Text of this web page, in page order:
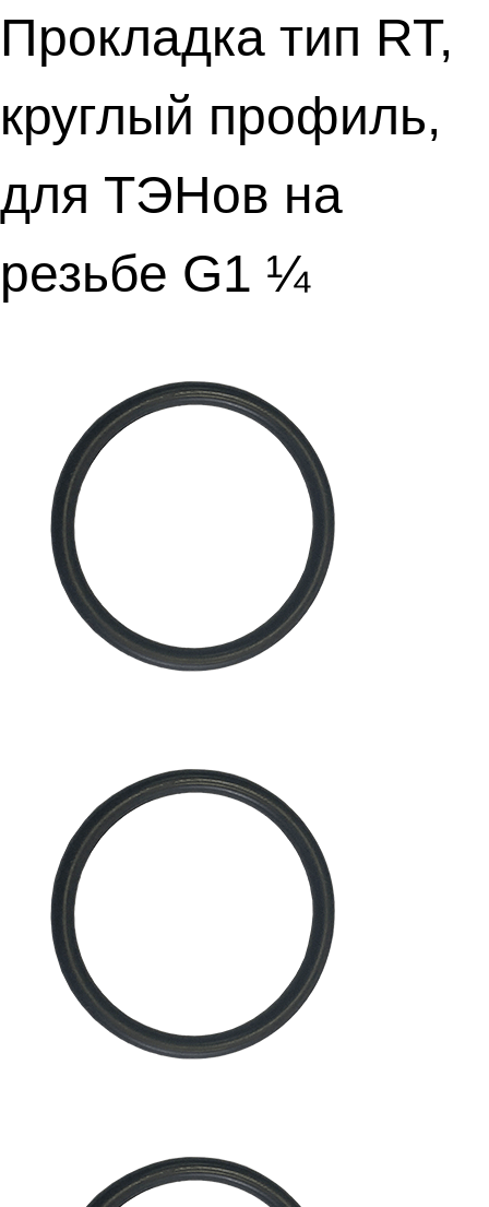
Прокладка тип RT,
круглый профиль,
для ТЭНов на
резьбе G1 ¼